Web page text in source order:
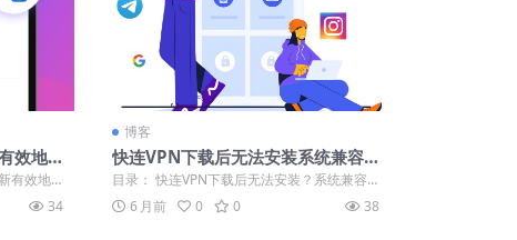
效地
有效地
...
34
博客
快连VPN下载后无法安装系统兼容
性检查与解决步骤
目录： 快连VPN下载后无法安装？系统兼容
性检查指南 深入排查：系统设置与权限问...
6 月前 0 0 38